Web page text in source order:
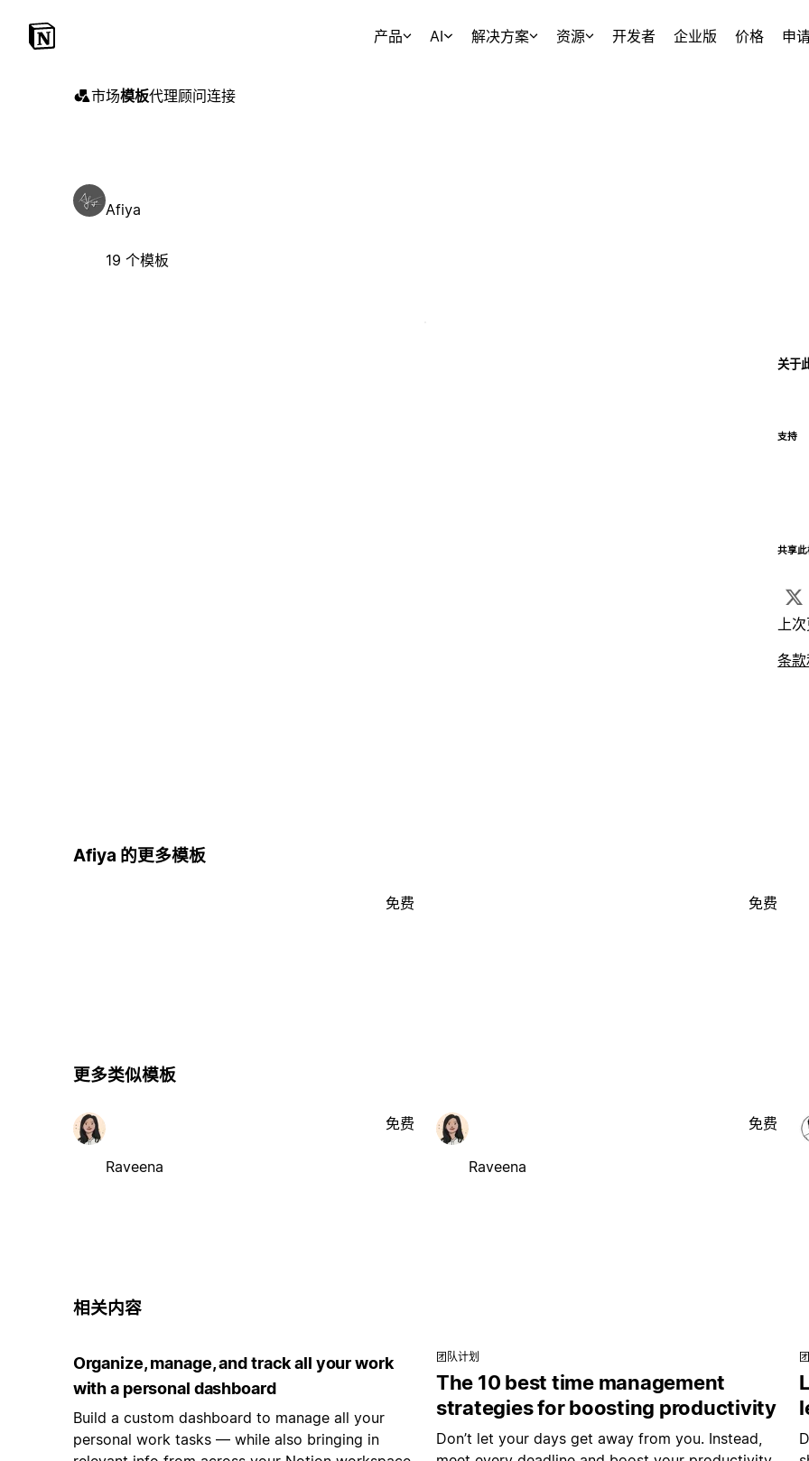
产品 AI 解决方案 资源 开发者 企业版 价格 申
市场模板代理顾问连接
Afiya
19 个模板
关于
支持
共享
上
条
Afiya 的更多模板
免费 免费
更多类似模板
Raveena
免费
Raveena
免费
相关内容
Organize, manage, and track all your work
with a personal dashboard
Build a custom dashboard to manage all your
personal work tasks — while also bringing in
团队计划
The 10 best time management
strategies for boosting productivity
Don’t let your days get away from you. Instead,